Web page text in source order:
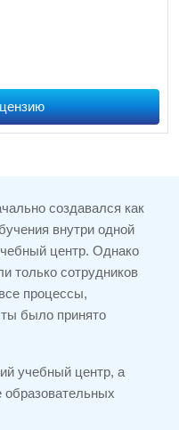
создавался как
внутри одной
центр. Однако
только сотрудников
процессы,
было принято
учебный центр, а
образовательных